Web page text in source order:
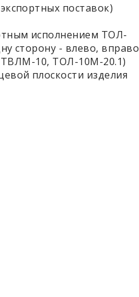
поставок)
исполнением ТОЛ-
сторону - влево, вправо
ТВЛМ-10, ТОЛ-10М-20.1)
плоскости изделия